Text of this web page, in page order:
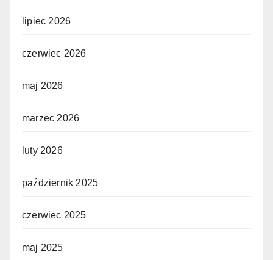
lipiec 2026
czerwiec 2026
maj 2026
marzec 2026
luty 2026
październik 2025
czerwiec 2025
maj 2025